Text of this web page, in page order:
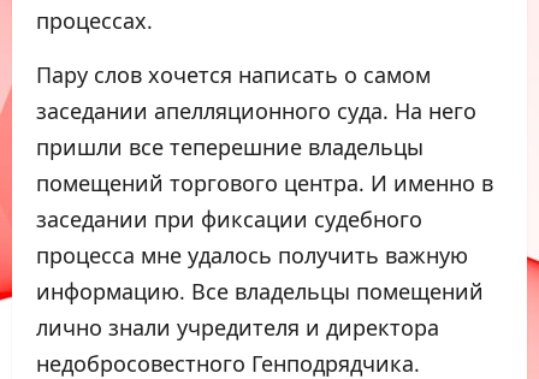
процессах.
Пару слов хочется написать о самом
заседании апелляционного суда. На него
пришли все теперешние владельцы
помещений торгового центра. И именно в
заседании при фиксации судебного
процесса мне удалось получить важную
информацию. Все владельцы помещений
лично знали учредителя и директора
недобросовестного Генподрядчика.